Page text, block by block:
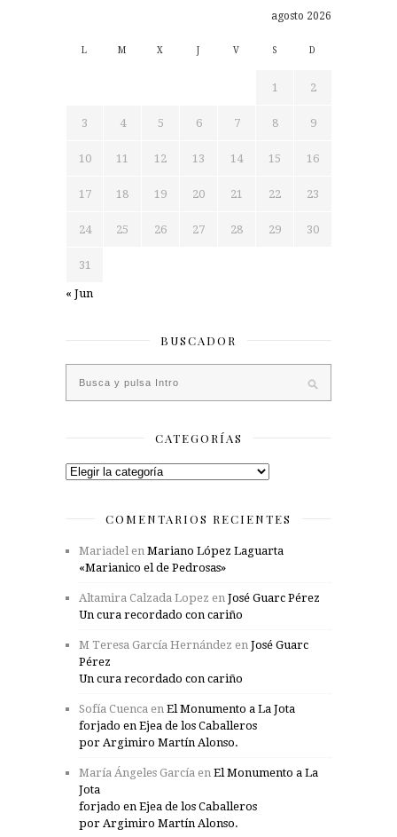
agosto 2026
L M X J V S D
1 2
3 4 5 6 7 8 9
10 11 12 13 14 15 16
17 18 19 20 21 22 23
24 25 26 27 28 29 30
31
« Jun
BUSCADOR
CATEGORÍAS
Categorías
COMENTARIOS RECIENTES
Mariadel en Mariano López Laguarta
«Marianico el de Pedrosas»
Altamira Calzada Lopez en José Guarc Pérez
Un cura recordado con cariño
M Teresa García Hernández en José Guarc
Pérez
Un cura recordado con cariño
Sofía Cuenca en El Monumento a La Jota
forjado en Ejea de los Caballeros
por Argimiro Martín Alonso.
María Ángeles García en El Monumento a La
Jota
forjado en Ejea de los Caballeros
por Argimiro Martín Alonso.